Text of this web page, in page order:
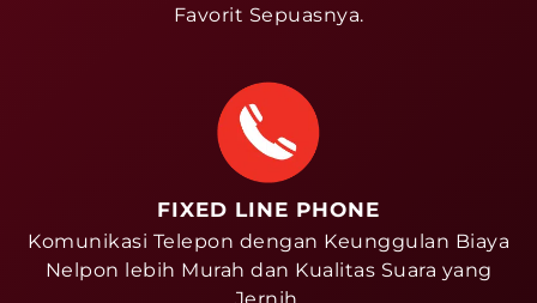
Favorit Sepuasnya.
FIXED LINE PHONE
Komunikasi Telepon dengan Keunggulan Biaya
Nelpon lebih Murah dan Kualitas Suara yang